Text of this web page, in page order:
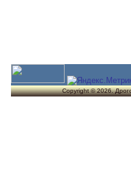
Copyright © 2026.